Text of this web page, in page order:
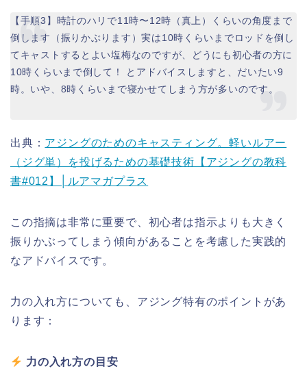
【手順3】時計のハリで11時〜12時（真上）くらいの角度まで
倒します（振りかぶります）実は10時くらいまでロッドを倒し
てキャストするとよい塩梅なのですが、どうにも初心者の方に
10時くらいまで倒して！ とアドバイスしますと、だいたい9
時。いや、8時くらいまで寝かせてしまう方が多いのです。
出典： アジングのためのキャスティング。軽いルアー
（ジグ単）を投げるための基礎技術【アジングの教科
書#012】│ルアマガプラス
この指摘は非常に重要で、初心者は指示よりも大きく
振りかぶってしまう傾向があることを考慮した実践的
なアドバイスです。
力の入れ方についても、アジング特有のポイントがあ
ります：
力の入れ方の目安